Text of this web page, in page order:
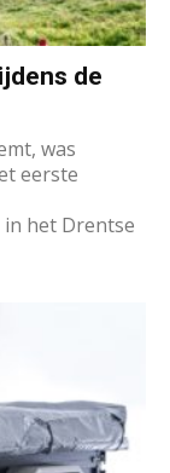
de
was
eerste
het Drentse